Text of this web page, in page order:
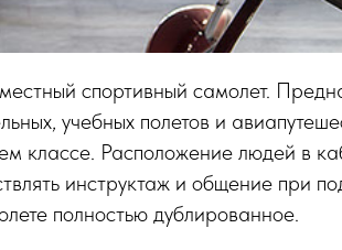
спортивный самолет.
учебных полетов и
классе. Расположение людей в
инструктаж и общение при
полностью дублированное.